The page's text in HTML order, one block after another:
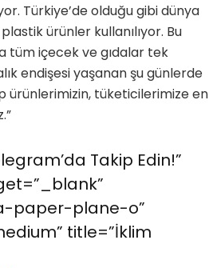
Türkiye’de olduğu gibi dünya
ürünler kullanılıyor. Bu
tüm içecek ve gıdalar tek
endişesi yaşanan şu günlerde
ürünlerimizin, tüketicilerimize en
Takip Edin!”
paper-plane-o”
title=”İklim